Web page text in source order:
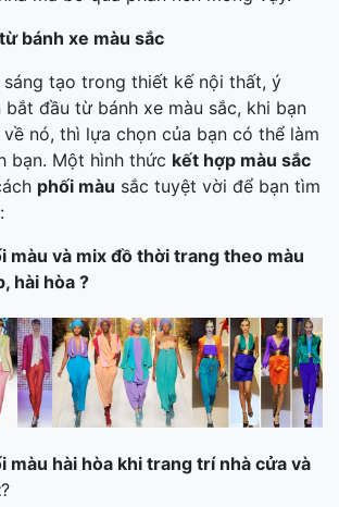
bánh xe màu sắc
tạo trong thiết kế nội thất, ý
đầu từ bánh xe màu sắc, khi bạn
nó, thì lựa chọn của bạn có thể làm
bạn. Một hình thức kết hợp màu sắc
phối màu sắc tuyệt vời để bạn tìm
màu và mix đồ thời trang theo màu
hài hòa ?
màu hài hòa khi trang trí nhà cửa và
?